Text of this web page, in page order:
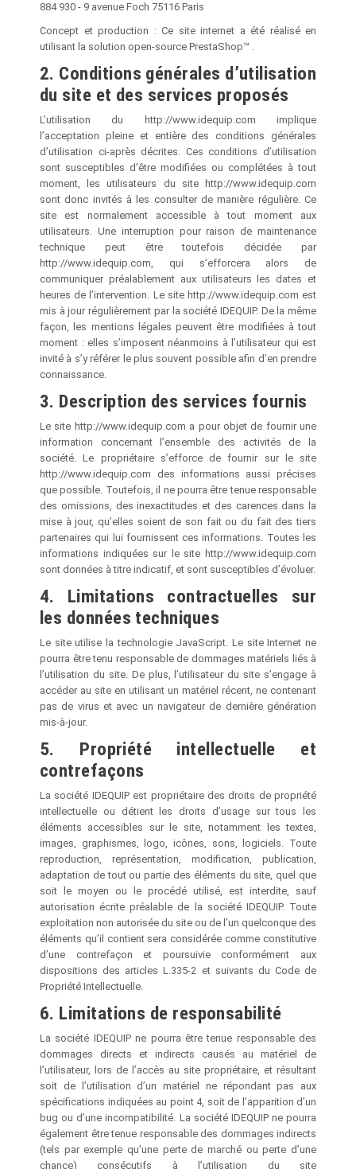
884 930 - 9 avenue Foch 75116 Paris
Concept et production : Ce site internet a été réalisé en
utilisant la solution open-source PrestaShop™ .
2. Conditions générales d’utilisation
du site et des services proposés
L’utilisation du http://www.idequip.com implique
l’acceptation pleine et entière des conditions générales
d’utilisation ci-après décrites. Ces conditions d’utilisation
sont susceptibles d’être modifiées ou complétées à tout
moment, les utilisateurs du site http://www.idequip.com
sont donc invités à les consulter de manière régulière. Ce
site est normalement accessible à tout moment aux
utilisateurs. Une interruption pour raison de maintenance
technique peut être toutefois décidée par
http://www.idequip.com, qui s’efforcera alors de
communiquer préalablement aux utilisateurs les dates et
heures de l’intervention. Le site http://www.idequip.com est
mis à jour régulièrement par la société IDEQUIP. De la même
façon, les mentions légales peuvent être modifiées à tout
moment : elles s’imposent néanmoins à l’utilisateur qui est
invité à s’y référer le plus souvent possible afin d’en prendre
connaissance.
3. Description des services fournis
Le site http://www.idequip.com a pour objet de fournir une
information concernant l’ensemble des activités de la
société. Le propriétaire s’efforce de fournir sur le site
http://www.idequip.com des informations aussi précises
que possible. Toutefois, il ne pourra être tenue responsable
des omissions, des inexactitudes et des carences dans la
mise à jour, qu’elles soient de son fait ou du fait des tiers
partenaires qui lui fournissent ces informations. Toutes les
informations indiquées sur le site http://www.idequip.com
sont données à titre indicatif, et sont susceptibles d’évoluer.
4. Limitations contractuelles sur
les données techniques
Le site utilise la technologie JavaScript. Le site Internet ne
pourra être tenu responsable de dommages matériels liés à
l’utilisation du site. De plus, l’utilisateur du site s’engage à
accéder au site en utilisant un matériel récent, ne contenant
pas de virus et avec un navigateur de dernière génération
mis-à-jour.
5. Propriété intellectuelle et
contrefaçons
La société IDEQUIP est propriétaire des droits de propriété
intellectuelle ou détient les droits d’usage sur tous les
éléments accessibles sur le site, notamment les textes,
images, graphismes, logo, icônes, sons, logiciels. Toute
reproduction, représentation, modification, publication,
adaptation de tout ou partie des éléments du site, quel que
soit le moyen ou le procédé utilisé, est interdite, sauf
autorisation écrite préalable de la société IDEQUIP. Toute
exploitation non autorisée du site ou de l’un quelconque des
éléments qu’il contient sera considérée comme constitutive
d’une contrefaçon et poursuivie conformément aux
dispositions des articles L.335-2 et suivants du Code de
Propriété Intellectuelle.
6. Limitations de responsabilité
La société IDEQUIP ne pourra être tenue responsable des
dommages directs et indirects causés au matériel de
l’utilisateur, lors de l’accès au site propriétaire, et résultant
soit de l’utilisation d’un matériel ne répondant pas aux
spécifications indiquées au point 4, soit de l’apparition d’un
bug ou d’une incompatibilité. La société IDEQUIP ne pourra
également être tenue responsable des dommages indirects
(tels par exemple qu’une perte de marché ou perte d’une
chance) consécutifs à l’utilisation du site